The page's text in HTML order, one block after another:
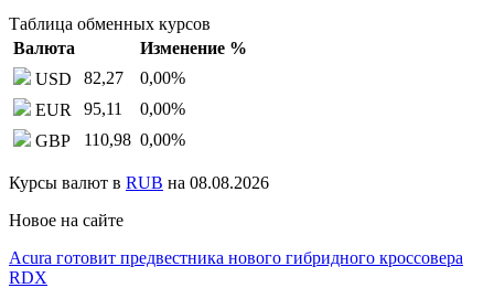
Таблица обменных курсов
Валюта
Изменение %
USD
82,27 0,00%
EUR
95,11 0,00%
GBP
110,98 0,00%
Курсы валют в RUB на 08.08.2026
Новое на сайте
Acura готовит предвестника нового гибридного кроссовера
RDX